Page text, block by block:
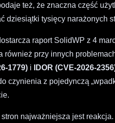
też, że znaczna część
dziesiątki tysięcy narażonych
raport SolidWP z 4
również przy innych
1779) i IDOR (CVE-2026-
czynienia z pojedynczą
najważniejsza jest